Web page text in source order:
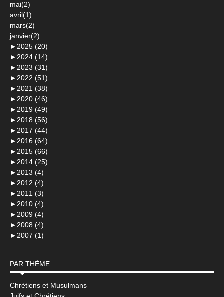
mai(2)
avril(1)
mars(2)
janvier(2)
► 2025 (20)
► 2024 (14)
► 2023 (31)
► 2022 (51)
► 2021 (38)
► 2020 (46)
► 2019 (49)
► 2018 (56)
► 2017 (44)
► 2016 (64)
► 2015 (66)
► 2014 (25)
► 2013 (4)
► 2012 (4)
► 2011 (3)
► 2010 (4)
► 2009 (4)
► 2008 (4)
► 2007 (1)
PAR THÈME
Chrétiens et Musulmans